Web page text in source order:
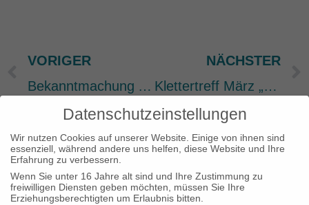
Prev
VORIGER
Bekanntmachung Ausschreibung Fassade – Wärmedämmverbundsystem – Putzarbeiten
NÄCHSTER
Klettertreff März „Biber“
Kontakt & Infos
Datenschutzeinstellungen
Wir nutzen Cookies auf unserer Website. Einige von ihnen sind
essenziell, während andere uns helfen, diese Website und Ihre
Erfahrung zu verbessern.
Wenn Sie unter 16 Jahre alt sind und Ihre Zustimmung zu
freiwilligen Diensten geben möchten, müssen Sie Ihre
Erziehungsberechtigten um Erlaubnis bitten.